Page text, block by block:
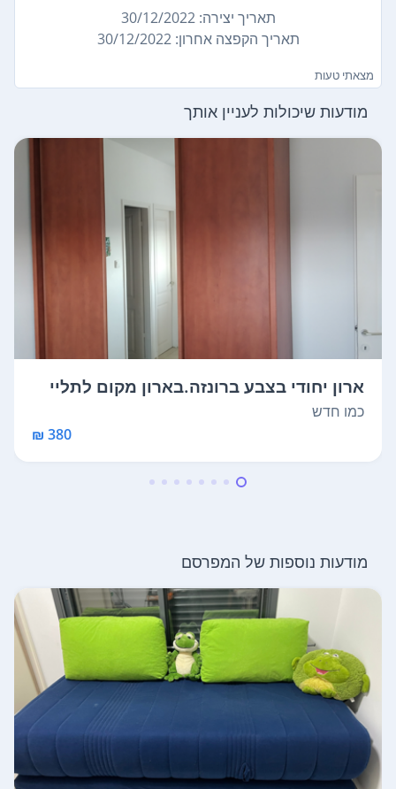
תאריך יצירה: 30/12/2022
תאריך הקפצה אחרון: 30/12/2022
מצאתי טעות
מודעות שיכולות לעניין אותך
ארון יחודי בצבע ברונזה.בארון מקום לתליי
ה...
כמו חדש
380 ₪
מודעות נוספות של המפרסם